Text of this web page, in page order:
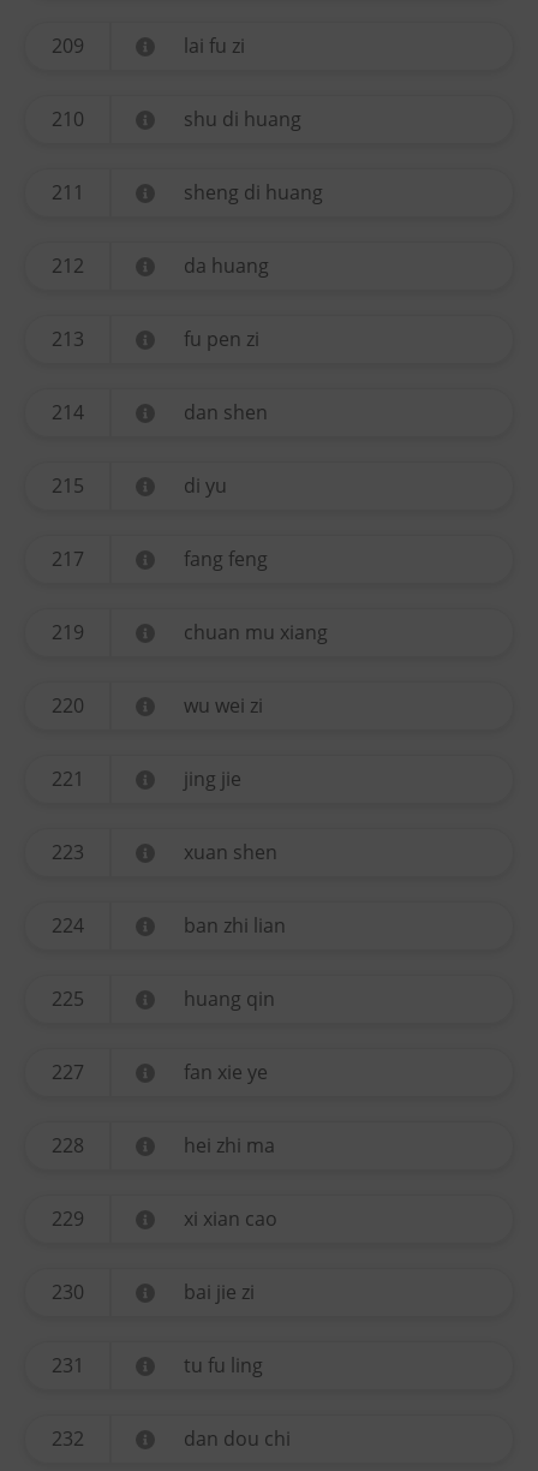
209 lai fu zi
210 shu di huang
211 sheng di huang
212 da huang
213 fu pen zi
214 dan shen
215 di yu
217 fang feng
219 chuan mu xiang
220 wu wei zi
221 jing jie
223 xuan shen
224 ban zhi lian
225 huang qin
227 fan xie ye
228 hei zhi ma
229 xi xian cao
230 bai jie zi
231 tu fu ling
232 dan dou chi